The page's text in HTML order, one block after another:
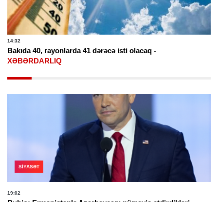
41 dərəcə isti olacaq - Sabah 40 dərəcə isti
SIYASƏT
19:02